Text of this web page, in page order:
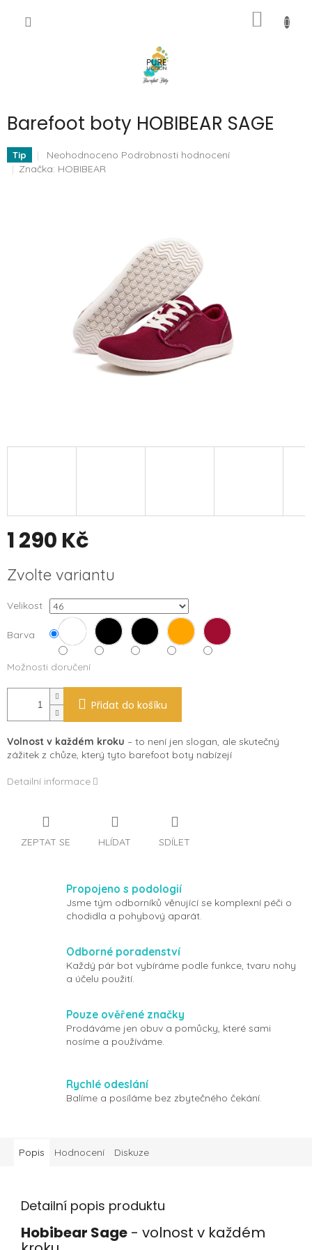
Barefoot boty HOBIBEAR SAGE
Tip
Průměrné
hodnocení
Neohodnoceno Podrobnosti hodnocení
Značka: HOBIBEAR
1 290 Kč
cena:
Zvolte variantu
Velikost
Barva
Možnosti doručení
Přidat do košíku
Volnost v každém kroku – to není jen slogan, ale skutečný
zážitek z chůze, který tyto barefoot boty nabízejí
Detailní informace
ZEPTAT SE HLÍDAT SDÍLET
Propojeno s podologií
Jsme tým odborníků věnující se komplexní péči o
chodidla a pohybový aparát.
Odborné poradenství
Každý pár bot vybíráme podle funkce, tvaru nohy
a účelu použití.
Pouze ověřené značky
Prodáváme jen obuv a pomůcky, které sami
nosíme a používáme.
Rychlé odeslání
Balíme a posíláme bez zbytečného čekání.
Popis Hodnocení Diskuze
Detailní popis produktu
Hobibear Sage - volnost v každém